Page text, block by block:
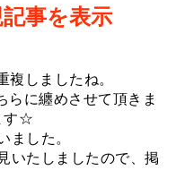
事を表示
複しましたね。
らに纏めさせて頂きま
す☆
ました。
いたしましたので、掲